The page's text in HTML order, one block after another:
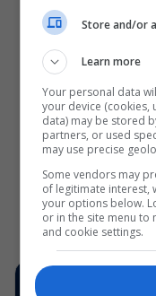
Store and/or
Learn more
Your personal data
your device (cookies,
data) may be stored
partners, or used
may use precise
Some vendors may
of legitimate interest,
your options below.
or in the site menu to
and cookie settings.